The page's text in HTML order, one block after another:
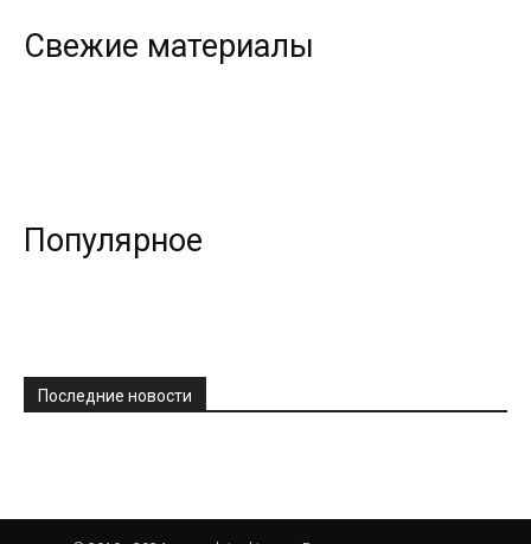
Свежие материалы
Популярное
Последние новости